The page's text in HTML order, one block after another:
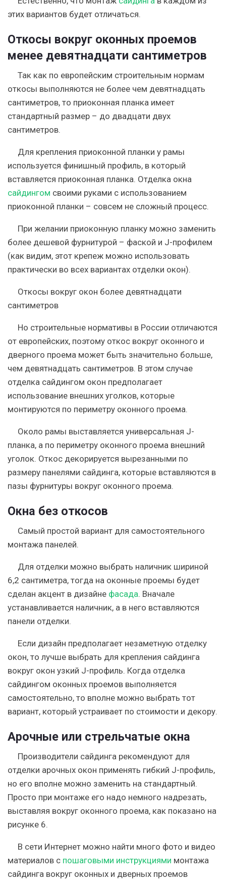
этих вариантов будет отличаться.
Откосы вокруг оконных проемов
менее девятнадцати сантиметров
Так как по европейским строительным нормам
откосы выполняются не более чем девятнадцать
сантиметров, то приоконная планка имеет
стандартный размер – до двадцати двух
сантиметров.
Для крепления приоконной планки у рамы
используется финишный профиль, в который
вставляется приоконная планка. Отделка окна
сайдингом своими руками с использованием
приоконной планки – совсем не сложный процесс.
При желании приоконную планку можно заменить
более дешевой фурнитурой – фаской и J-профилем
(как видим, этот крепеж можно использовать
практически во всех вариантах отделки окон).
Откосы вокруг окон более девятнадцати
сантиметров
Но строительные нормативы в России отличаются
от европейских, поэтому откос вокруг оконного и
дверного проема может быть значительно больше,
чем девятнадцать сантиметров. В этом случае
отделка сайдингом окон предполагает
использование внешних уголков, которые
монтируются по периметру оконного проема.
Около рамы выставляется универсальная J-
планка, а по периметру оконного проема внешний
уголок. Откос декорируется вырезанными по
размеру панелями сайдинга, которые вставляются в
пазы фурнитуры вокруг оконного проема.
Окна без откосов
Самый простой вариант для самостоятельного
монтажа панелей.
Для отделки можно выбрать наличник шириной
6,2 сантиметра, тогда на оконные проемы будет
сделан акцент в дизайне фасада. Вначале
устанавливается наличник, а в него вставляются
панели отделки.
Если дизайн предполагает незаметную отделку
окон, то лучше выбрать для крепления сайдинга
вокруг окон узкий J-профиль. Когда отделка
сайдингом оконных проемов выполняется
самостоятельно, то вполне можно выбрать тот
вариант, который устраивает по стоимости и декору.
Арочные или стрельчатые окна
Производители сайдинга рекомендуют для
отделки арочных окон применять гибкий J-профиль,
но его вполне можно заменить на стандартный.
Просто при монтаже его надо немного надрезать,
выставляя вокруг оконного проема, как показано на
рисунке 6.
В сети Интернет можно найти много фото и видео
материалов с пошаговыми инструкциями монтажа
сайдинга вокруг оконных и дверных проемов